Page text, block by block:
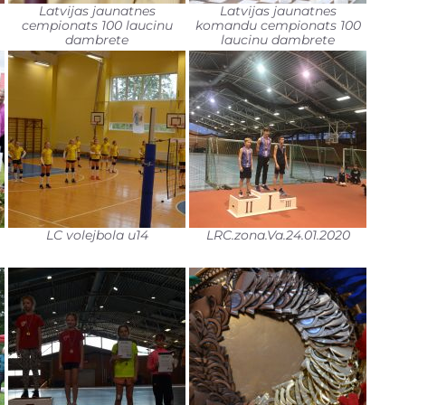
Latvijas jaunatnes
cempionats 100 laucinu
dambrete
Latvijas jaunatnes
komandu cempionats 100
laucinu dambrete
LC volejbola u14 LRC.zona.Va.24.01.2020